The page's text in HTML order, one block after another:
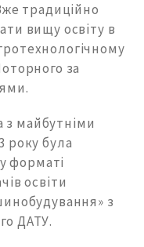
традиційно
вищу освіту в
за
майбутніми
року була
форматі
освіти
з
ДАТУ.